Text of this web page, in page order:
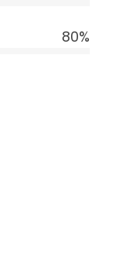
80%